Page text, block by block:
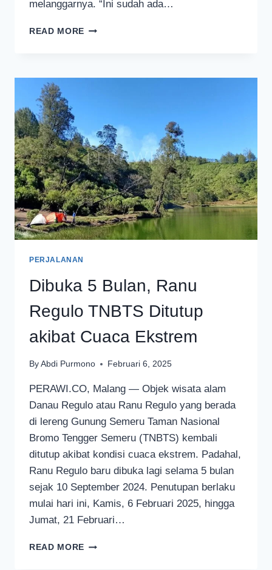
melanggarnya. “Ini sudah ada…
READ MORE SEMUA
10
DI
KAWASAN
TNBTS
PERJALANAN
Dibuka 5 Bulan, Ranu
Regulo TNBTS Ditutup
akibat Cuaca Ekstrem
By Abdi Purmono Februari 6, 2025
PERAWI.CO, Malang — Objek wisata alam
Danau Regulo atau Ranu Regulo yang berada
di lereng Gunung Semeru Taman Nasional
Bromo Tengger Semeru (TNBTS) kembali
ditutup akibat kondisi cuaca ekstrem. Padahal,
Ranu Regulo baru dibuka lagi selama 5 bulan
sejak 10 September 2024. Penutupan berlaku
mulai hari ini, Kamis, 6 Februari 2025, hingga
Jumat, 21 Februari…
READ MORE DIBUKA